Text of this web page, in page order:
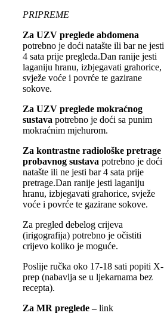
PRIPREME
Za UZV preglede abdomena
potrebno je doći natašte ili bar ne jesti
4 sata prije pregleda.Dan ranije jesti
laganiju hranu, izbjegavati grahorice,
svježe voće i povrće te gazirane
sokove.
Za UZV preglede mokraćnog
sustava potrebno je doći sa punim
mokraćnim mjehurom.
Za kontrastne radiološke pretrage
probavnog sustava potrebno je doći
natašte ili ne jesti bar 4 sata prije
pretrage.Dan ranije jesti laganiju
hranu, izbjegavati grahorice, svježe
voće i povrće te gazirane sokove.
Za pregled debelog crijeva
(irigografija) potrebno je očistiti
crijevo koliko je moguće.
Poslije ručka oko 17-18 sati popiti X-
prep (nabavlja se u ljekarnama bez
recepta).
Za MR preglede –link